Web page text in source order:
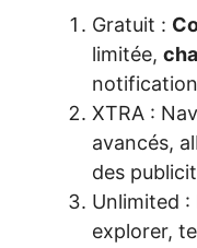
Gratuit :
limitée,
XTRA :
avancés,
des
Unlimited
explorer,